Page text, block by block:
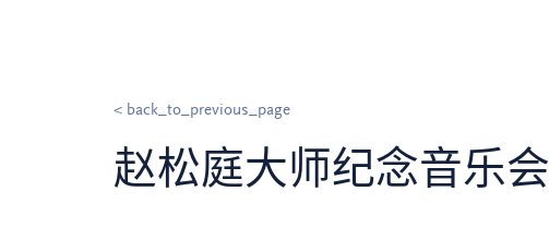
< back_to_previous_page
赵松庭大师纪念音乐会